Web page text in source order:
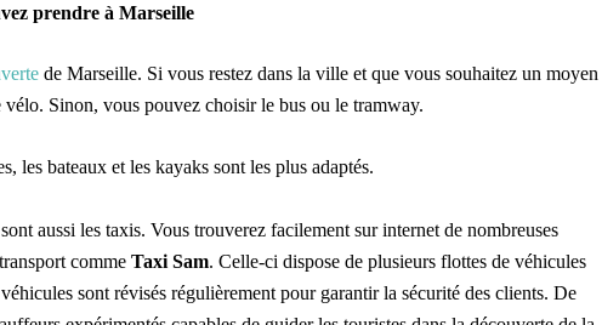
prendre à Marseille
de Marseille. Si vous restez dans la ville et que vous souhaitez un moyen
Sinon, vous pouvez choisir le bus ou le tramway.
les bateaux et les kayaks sont les plus adaptés.
aussi les taxis. Vous trouverez facilement sur internet de nombreuses
comme Taxi Sam. Celle-ci dispose de plusieurs flottes de véhicules
sont révisés régulièrement pour garantir la sécurité des clients. De